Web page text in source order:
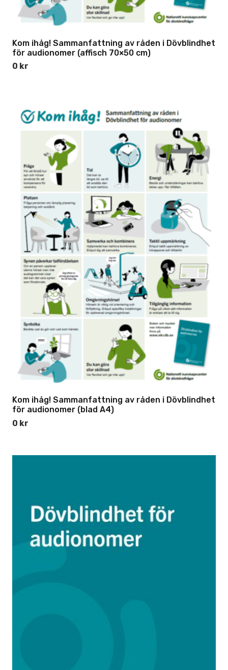
Kom ihåg! Sammanfattning av råden i Dövblindhet
för audionomer (affisch 70×50 cm)
0 kr
Kom ihåg! Sammanfattning av råden i Dövblindhet
för audionomer (blad A4)
0 kr